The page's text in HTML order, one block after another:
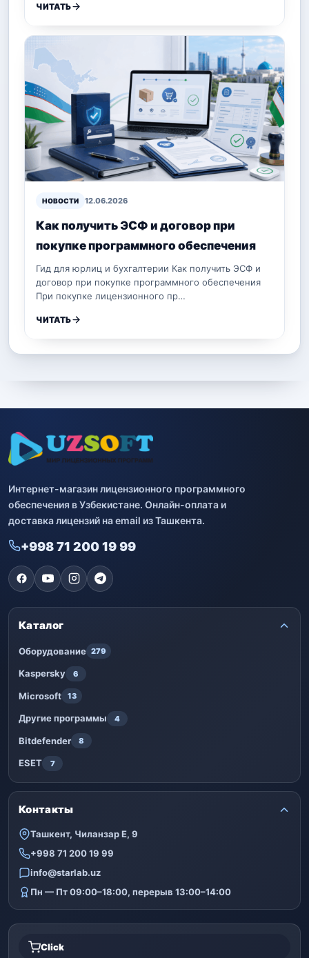
ЧИТАТЬ
НОВОСТИ 12.06.2026
Как получить ЭСФ и договор при
покупке программного обеспечения
Гид для юрлиц и бухгалтерии Как получить ЭСФ и
договор при покупке программного обеспечения
При покупке лицензионного пр…
ЧИТАТЬ
Интернет-магазин лицензионного программного
обеспечения в Узбекистане. Онлайн-оплата и
доставка лицензий на email из Ташкента.
+998 71 200 19 99
Каталог
Оборудование 279
Kaspersky 6
Microsoft 13
Другие программы 4
Bitdefender 8
ESET 7
Контакты
Ташкент, Чиланзар Е, 9
+998 71 200 19 99
info@starlab.uz
Пн — Пт 09:00–18:00, перерыв 13:00–14:00
Click